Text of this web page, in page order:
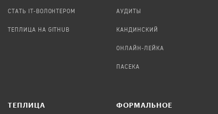
СТАТЬ IT-ВОЛОНТЕРОМ
ТЕПЛИЦА НА GITHUB
АУДИТЫ
КАНДИНСКИЙ
ОНЛАЙН-ЛЕЙКА
ПАСЕКА
TЕПЛИЦА ФОРМАЛЬНОЕ